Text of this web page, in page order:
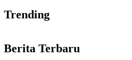
Trending
Berita Terbaru